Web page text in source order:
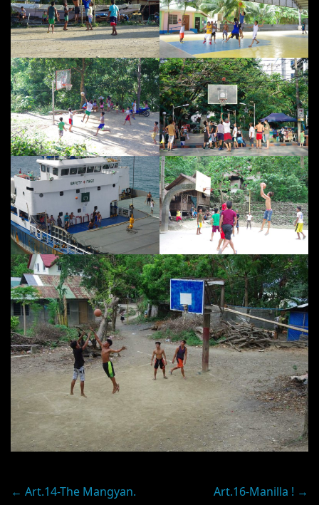
Post
← Art.14-The Mangyan. Art.16-Manilla ! →